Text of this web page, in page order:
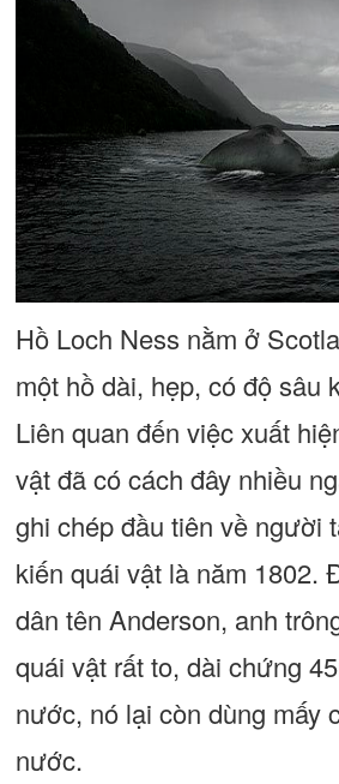
Hồ Loch Ness nằm ở
một hồ dài, hẹp, có độ sâu
Liên quan đến việc xuất
vật đã có cách đây nhiều
ghi chép đầu tiên về người
kiến quái vật là năm 1802.
dân tên Anderson, anh
quái vật rất to, dài chứng
nước, nó lại còn dùng mấy
nước.